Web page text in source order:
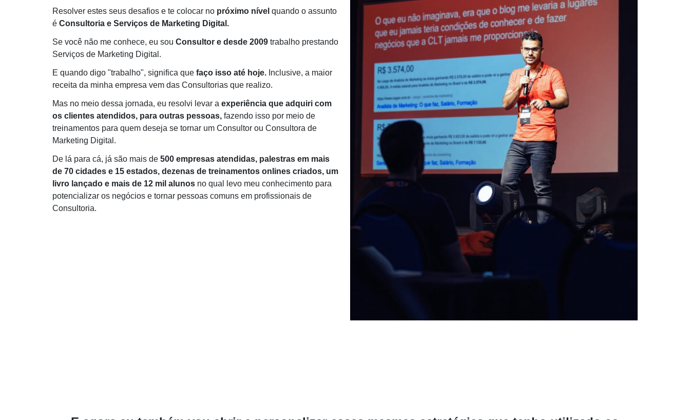
Resolver estes seus desafios e te colocar no próximo nível quando o assunto
é Consultoria e Serviços de Marketing Digital.
Se você não me conhece, eu sou Consultor e desde 2009 trabalho prestando
Serviços de Marketing Digital.
E quando digo "trabalho", significa que faço isso até hoje. Inclusive, a maior
receita da minha empresa vem das Consultorias que realizo.
Mas no meio dessa jornada, eu resolvi levar a experiência que adquiri com
os clientes atendidos, para outras pessoas, fazendo isso por meio de
treinamentos para quem deseja se tornar um Consultor ou Consultora de
Marketing Digital.
De lá para cá, já são mais de 500 empresas atendidas, palestras em mais
de 70 cidades e 15 estados, dezenas de treinamentos onlines criados, um
livro lançado e mais de 12 mil alunos no qual levo meu conhecimento para
potencializar os negócios e tornar pessoas comuns em profissionais de
Consultoria.